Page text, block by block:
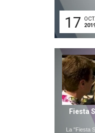
17
OCT.
Fiesta
La "Fiesta